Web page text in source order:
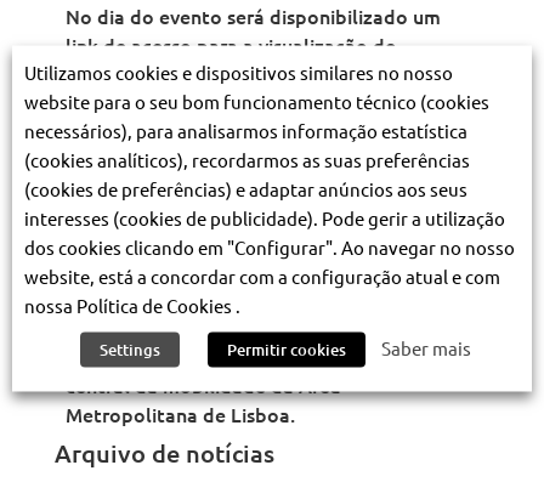
No dia do evento será disponibilizado um
link de acesso para a visualização do
concerto.
Ao longo do ano 2023, o Metropolitano de
Lisboa tem vindo a preparar diversas ações
que visam assinalar os 75 anos de história
desta empresa. Este concerto simboliza,
assim, o culminar de mais um ano de
trabalho e de esforço de todos os
trabalhadores, que fazem com que seja
possível o Metropolitano de Lisboa ser
reconhecido, cada vez mais, como o eixo
central da mobilidade da Área
Metropolitana de Lisboa.
Arquivo de notícias
Utilizamos cookies e dispositivos similares no nosso
website para o seu bom funcionamento técnico (cookies
necessários), para analisarmos informação estatística
(cookies analíticos), recordarmos as suas preferências
(cookies de preferências) e adaptar anúncios aos seus
interesses (cookies de publicidade). Pode gerir a utilização
dos cookies clicando em "Configurar". Ao navegar no nosso
website, está a concordar com a configuração atual e com
nossa Política de Cookies .
Settings Permitir cookies Saber mais